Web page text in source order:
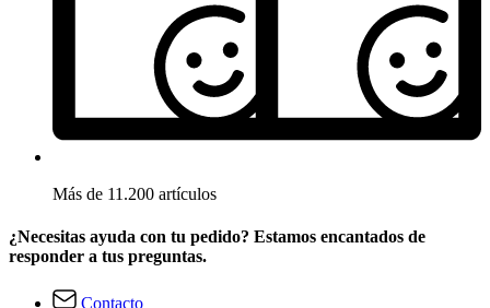
Más de 11.200 artículos
¿Necesitas ayuda con tu pedido? Estamos encantados de
responder a tus preguntas.
Contacto